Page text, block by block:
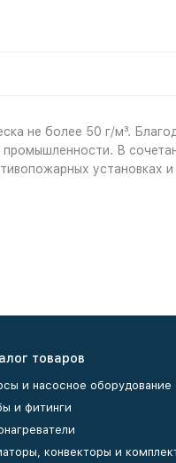
не более 50 г/м³.
В
установках и
товаров
и насосное оборудование
и фитинги
конвекторы и